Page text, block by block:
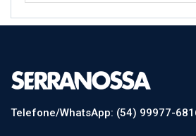
Telefone/WhatsApp: (54) 99977-